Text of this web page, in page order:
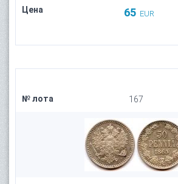
Цена 65 EUR
№ лота 167